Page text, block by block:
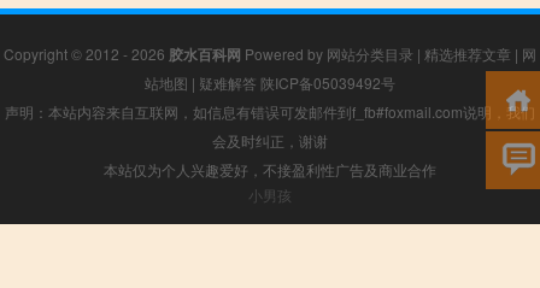
Copyright © 2012 - 2026 胶水百科网 Powered by 网站分类目录 | 精选推荐文章 | 网
站地图 | 疑难解答 陕ICP备05039492号
声明：本站内容来自互联网，如信息有错误可发邮件到f_fb#foxmail.com说明，我们
会及时纠正，谢谢
本站仅为个人兴趣爱好，不接盈利性广告及商业合作
小男孩